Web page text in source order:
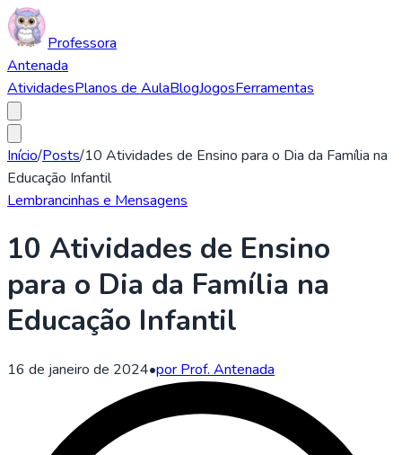
Professora
Antenada
AtividadesPlanos de AulaBlogJogosFerramentas
Início/Posts/10 Atividades de Ensino para o Dia da Família na
Educação Infantil
Lembrancinhas e Mensagens
10 Atividades de Ensino
para o Dia da Família na
Educação Infantil
16 de janeiro de 2024•por Prof. Antenada